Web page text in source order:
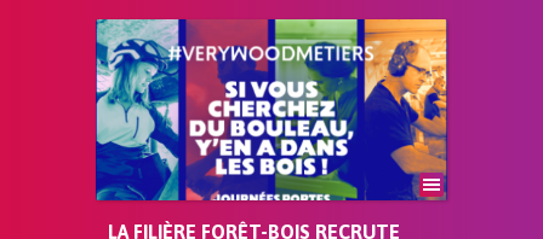
LA FILIÈRE FORÊT-BOIS RECRUTE